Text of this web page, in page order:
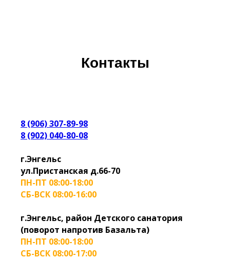
Контакты
8 (906) 307-89-98
8 (902) 040-80-08
г.Энгельс
ул.Пристанская д.66-70
ПН-ПТ 08:00-18:00
СБ-ВСК 08:00-16:00
г.Энгельс, район Детского санатория
(поворот напротив Базальта)
ПН-ПТ 08:00-18:00
СБ-ВСК 08:00-17:00